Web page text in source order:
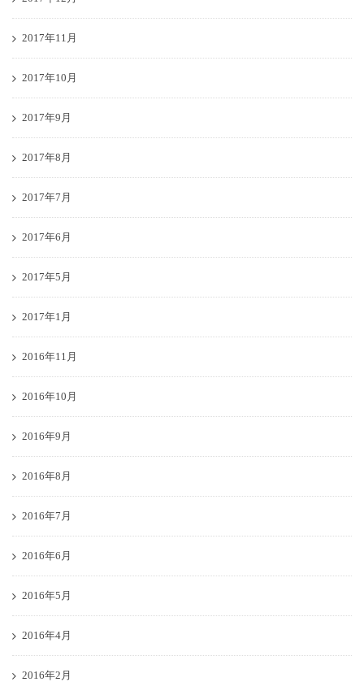
2017年11月
2017年10月
2017年9月
2017年8月
2017年7月
2017年6月
2017年5月
2017年1月
2016年11月
2016年10月
2016年9月
2016年8月
2016年7月
2016年6月
2016年5月
2016年4月
2016年2月